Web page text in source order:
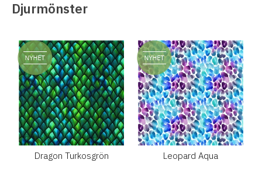
Djurmönster
Dragon Turkosgrön Leopard Aqua